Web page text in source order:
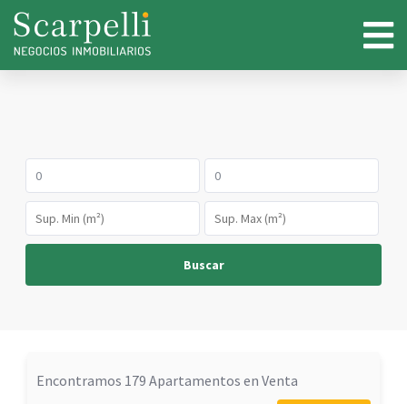
Buscar
Encontramos 179 Apartamentos en Venta